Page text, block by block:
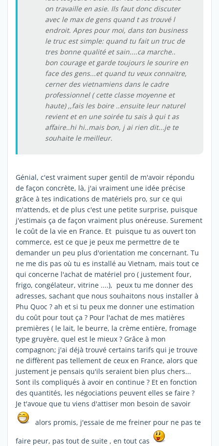
on travaille en asie. Ils faut donc discuter
avec le max de gens quand t as trouvé l
endroit. Apres pour moi, dans ton business
le truc est simple: quand tu fait un truc de
tres bonne qualité et sain....ca marche..
bon courage et garde toujours le sourire en
face des gens...et quand tu veux connaitre,
cerner des vietnamiens dans le cadre
professionnel ( cette classe moyenne et
haute) ,,fais les boire ..ensuite leur naturel
revient et en une soirée tu sais à qui t as
affaire..hi hi..mais bon, j ai rien dit...je te
souhaite le meilleur.
Génial, c'est vraiment super gentil de m'avoir répondu
de façon concrète, là, j'ai vraiment une idée précise
grâce à tes indications de matériels pro, sur ce qui
m'attends, et de plus c'est une petite surprise, puisque
j'estimais ça de façon vraiment plus onéreuse. Surement
le coût de la vie en France. Et puisque tu as ouvert ton
commerce, est ce que je peux me permettre de te
demander un peu plus d'orientation me concernant. Tu
ne me dis pas où tu es installé au Vietnam, mais tout ce
qui concerne l'achat de matériel pro ( justement four,
frigo, congélateur, vitrine ....), peux tu me donner des
adresses, sachant que nous souhaitons nous installer à
Phu Quoc ? ah et si tu peux me donner une estimation
du coût pour tout ça ? Pour l'achat de mes matières
premières ( le lait, le beurre, la crème entière, fromage
type gruyère, quel est le mieux ? Grâce à mon
compagnon; j'ai déjà trouvé certains tarifs qui je trouve
ne diffèrent pas tellement de ceux en France, alors que
justement je pensais qu'ils seraient bien plus chers...
Sont ils compliqués à avoir en continue ? Et en fonction
des quantités, les négociations peuvent elles se faire ?
Je t'avoue que tu viens d'attiser mon besoin de savoir
alors promis, j'essaie de me freiner pour ne pas te
faire peur, pas tout de suite , en tout cas